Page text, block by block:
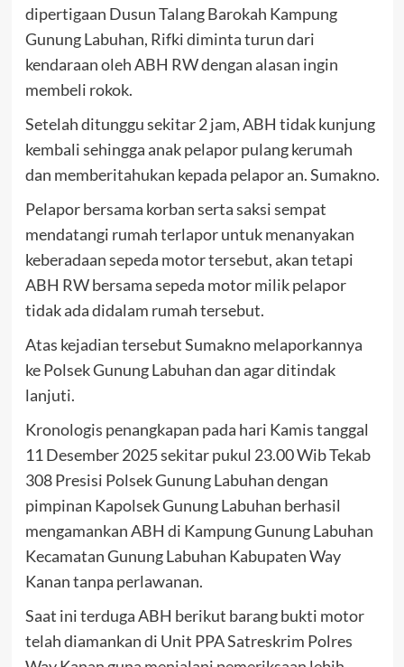
dipertigaan Dusun Talang Barokah Kampung
Gunung Labuhan, Rifki diminta turun dari
kendaraan oleh ABH RW dengan alasan ingin
membeli rokok.
Setelah ditunggu sekitar 2 jam, ABH tidak kunjung
kembali sehingga anak pelapor pulang kerumah
dan memberitahukan kepada pelapor an. Sumakno.
Pelapor bersama korban serta saksi sempat
mendatangi rumah terlapor untuk menanyakan
keberadaan sepeda motor tersebut, akan tetapi
ABH RW bersama sepeda motor milik pelapor
tidak ada didalam rumah tersebut.
Atas kejadian tersebut Sumakno melaporkannya
ke Polsek Gunung Labuhan dan agar ditindak
lanjuti.
Kronologis penangkapan pada hari Kamis tanggal
11 Desember 2025 sekitar pukul 23.00 Wib Tekab
308 Presisi Polsek Gunung Labuhan dengan
pimpinan Kapolsek Gunung Labuhan berhasil
mengamankan ABH di Kampung Gunung Labuhan
Kecamatan Gunung Labuhan Kabupaten Way
Kanan tanpa perlawanan.
Saat ini terduga ABH berikut barang bukti motor
telah diamankan di Unit PPA Satreskrim Polres